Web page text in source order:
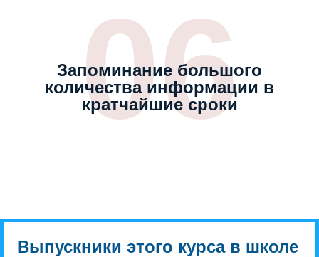
Запоминание большого
количества информации в
кратчайшие сроки
06
Выпускники этого курса в школе